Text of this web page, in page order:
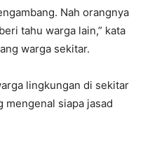
Nah orangnya
tahu warga lain,” kata
warga sekitar.
lingkungan di sekitar
mengenal siapa jasad